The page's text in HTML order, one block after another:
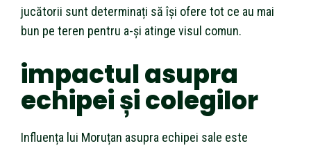
jucătorii sunt determinați să își ofere tot ce au mai
bun pe teren pentru a-și atinge visul comun.
impactul asupra
echipei și colegilor
Influența lui Moruțan asupra echipei sale este